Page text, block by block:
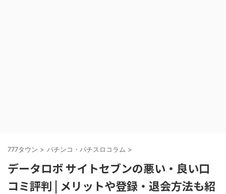
777タウン > パチンコ・パチスロコラム >
データロボ サイトセブンの悪い・良い口
コミ評判 | メリットや登録・退会方法も紹